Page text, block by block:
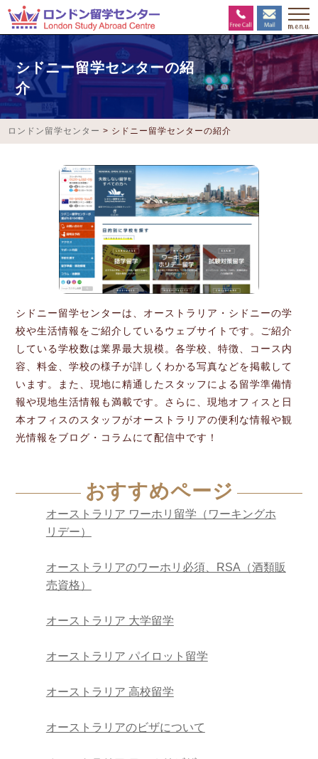
シドニー留学センターの紹
介
ロンドン留学センター > シドニー留学センターの紹介
シドニー留学センターは、オーストラリア・シドニーの学
校や生活情報をご紹介しているウェブサイトです。ご紹介
している学校数は業界最大規模。各学校、特徴、コース内
容、料金、学校の様子が詳しくわかる写真などを掲載して
います。また、現地に精通したスタッフによる留学準備情
報や現地生活情報も満載です。さらに、現地オフィスと日
本オフィスのスタッフがオーストラリアの便利な情報や観
光情報をブログ・コラムにて配信中です！
おすすめページ
オーストラリア ワーホリ留学（ワーキングホ
リデー）
オーストラリアのワーホリ必須、RSA（酒類販
売資格）
オーストラリア 大学留学
オーストラリア パイロット留学
オーストラリア 高校留学
オーストラリアのビザについて